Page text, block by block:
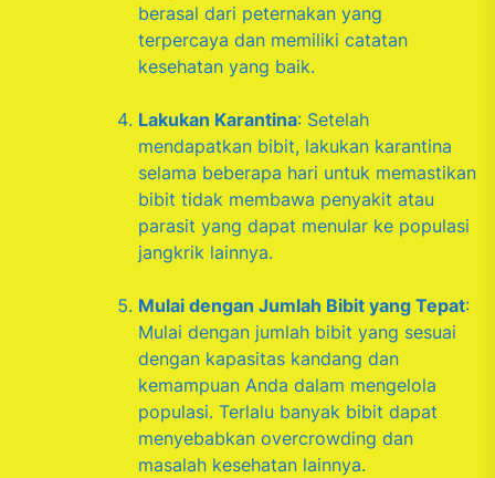
berasal dari peternakan yang
terpercaya dan memiliki catatan
kesehatan yang baik.
Lakukan Karantina: Setelah
mendapatkan bibit, lakukan karantina
selama beberapa hari untuk memastikan
bibit tidak membawa penyakit atau
parasit yang dapat menular ke populasi
jangkrik lainnya.
Mulai dengan Jumlah Bibit yang Tepat:
Mulai dengan jumlah bibit yang sesuai
dengan kapasitas kandang dan
kemampuan Anda dalam mengelola
populasi. Terlalu banyak bibit dapat
menyebabkan overcrowding dan
masalah kesehatan lainnya.